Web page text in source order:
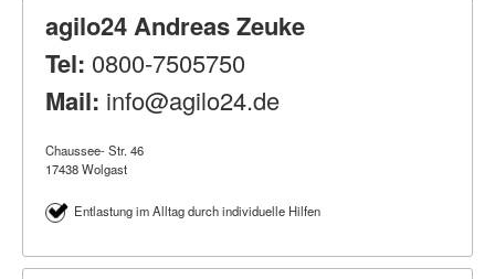
agilo24 Andreas Zeuke
Tel: 0800-7505750
Mail: info@agilo24.de
Chaussee- Str. 46
17438 Wolgast
Entlastung im Alltag durch individuelle Hilfen